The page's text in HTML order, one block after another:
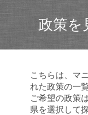
政策を
こちらは、マ
れた政策の一
ご希望の政策
県を選択して